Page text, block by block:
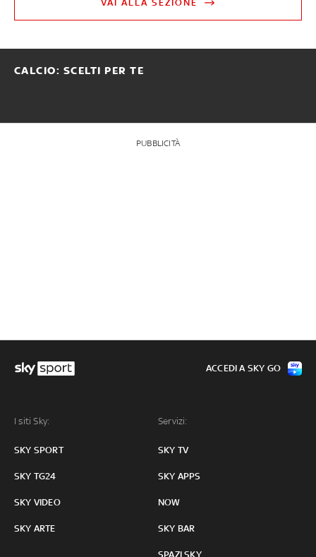
VAI ALLA SEZIONE
CALCIO: SCELTI PER TE
PUBBLICITÀ
I siti Sky:
SKY SPORT
SKY TG24
SKY VIDEO
SKY ARTE
Servizi:
SKY TV
SKY APPS
NOW
SKY BAR
SPAZI SKY
ACCEDI A SKY GO